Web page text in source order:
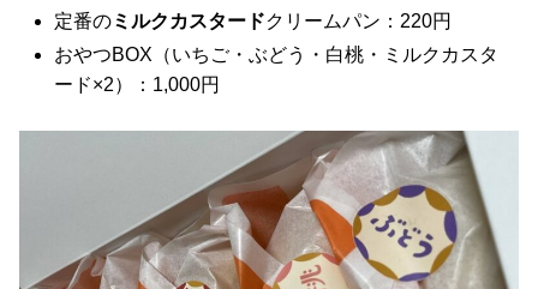
定番のミルクカスタードクリームパン：220円
おやつBOX（いちご・ぶどう・白桃・ミルクカスタ
ード×2）：1,000円